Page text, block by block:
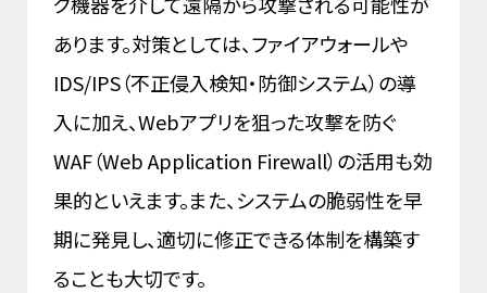
あります。対策としては、ファイアウォールや
IDS/IPS（不正侵入検知・防御システム）の導
入に加え、Webアプリを狙った攻撃を防ぐ
WAF（Web Application Firewall）の活用も効
果的といえます。また、システムの脆弱性を早
期に発見し、適切に修正できる体制を構築す
ることも大切です。